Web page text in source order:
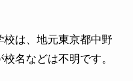
は、地元東京都中野
名などは不明です。